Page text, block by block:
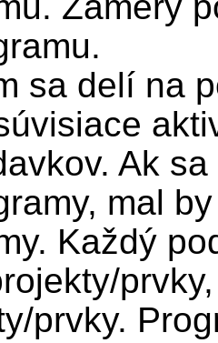
sa delí na
Ak
mal
Každý
prvky.